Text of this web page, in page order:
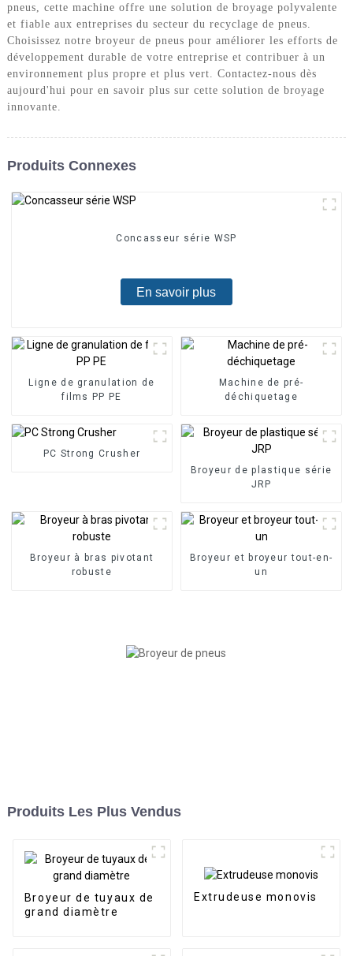
pneus, cette machine offre une solution de broyage polyvalente
et fiable aux entreprises du secteur du recyclage de pneus.
Choisissez notre broyeur de pneus pour améliorer les efforts de
développement durable de votre entreprise et contribuer à un
environnement plus propre et plus vert. Contactez-nous dès
aujourd'hui pour en savoir plus sur cette solution de broyage
innovante.
Produits Connexes
Concasseur série WSP
En savoir plus
Ligne de granulation de
films PP PE
Machine de pré-
déchiquetage
PC Strong Crusher
Broyeur de plastique série
JRP
Broyeur à bras pivotant
robuste
Broyeur et broyeur tout-en-
un
Produits Les Plus Vendus
Broyeur de tuyaux de
grand diamètre
Extrudeuse monovis